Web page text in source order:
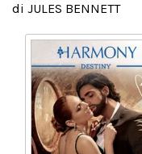
Calendario
di JULES BENNETT